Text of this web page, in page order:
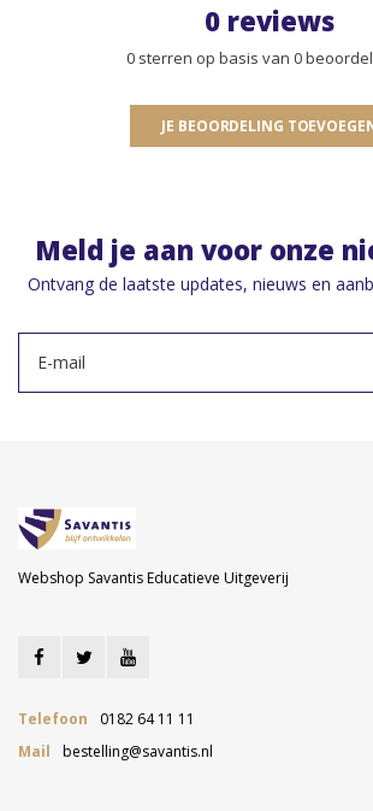
0 reviews
0 sterren op basis van 0
JE BEOORDELING
Meld je aan voor onze
Ontvang de laatste updates, nieuws en
Webshop Savantis Educatieve Uitgeverij
Telefoon
0182 64 11 11
Mail
bestelling@savantis.nl